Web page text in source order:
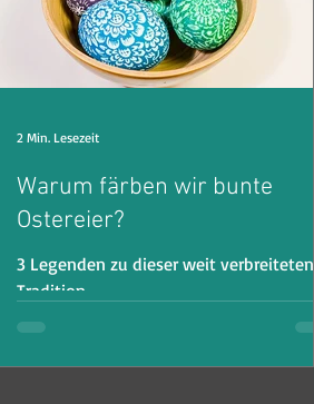
Warum färben wir bunte
Ostereier?
3 Legenden zu dieser weit verbreiteten
Tradition.
2 Min. Lesezeit